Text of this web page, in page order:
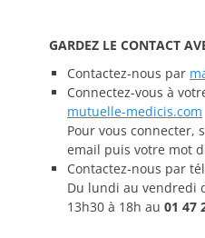
GARDEZ LE CONTACT
Contactez-nous par
Connectez-vous à
mutuelle-medicis.com
Pour vous connecter,
email puis votre mot
Contactez-nous par
Du lundi au vendredi
13h30 à 18h au 01 47